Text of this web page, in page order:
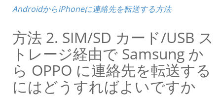
AndroidからiPhoneに連絡先を転送する方法
方法 2. SIM/SD カード/USB ス
トレージ経由で Samsung か
ら OPPO に連絡先を転送する
にはどうすればよいですか